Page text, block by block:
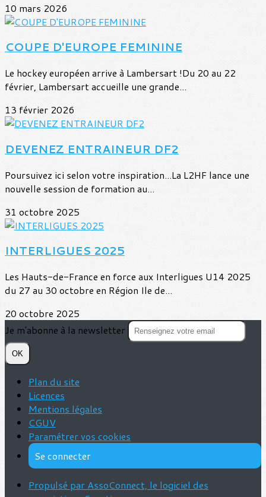
10 mars 2026
COUPE D'EUROPE FEMININE
Le hockey européen arrive à Lambersart !Du 20 au 22
février, Lambersart accueille une grande...
13 février 2026
DEVENEZ ENTRAINEUR DF2
Poursuivez ici selon votre inspiration...La L2HF lance une
nouvelle session de formation au...
31 octobre 2025
INTERLIGUES 2025
Les Hauts-de-France en force aux Interligues U14 2025
du 27 au 30 octobre en Région Ile de...
20 octobre 2025
Je m'abonne à la newsletter
OK
Plan du site
Licences
Mentions légales
CGUV
Paramétrer vos cookies
Se connecter
Propulsé par AssoConnect, le logiciel des